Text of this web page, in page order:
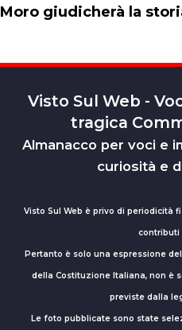
Moro giudicherà la
Visto Sul Web -
tragica
Almanacco per voci e
curiosità e
Visto Sul Web è privo di periodicità
contributi
Pertanto è solo una espressione
della Costituzione Italiana, non è
previste dalla
Le foto pubblicate sono state